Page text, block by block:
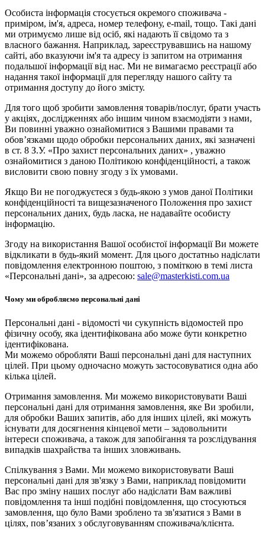
Особиста інформація стосується окремого споживача -
приміром, ім'я, адреса, номер телефону, e-mail, тощо. Такі дані
ми отримуємо лише від осіб, які надають її свідомо та з
власного бажання. Наприклад, зареєструвавшись на нашому
сайті, або вказуючи ім'я та адресу із запитом на отримання
подальшої інформації від нас. Ми не вимагаємо реєстрації або
надання такої інформації для перегляду нашого сайту та
отримання доступу до його змісту.
Для того щоб зробити замовлення товарів/послуг, брати участь
у акціях, дослідженнях або іншим чином взаємодіяти з нами,
Ви повинні уважно ознайомитися з Вашими правами та
обов’язками щодо обробки персональних даних, які зазначені
в ст. 8 З.У. «Про захист персональних даних» , уважно
ознайомитися з даною Політикою конфіденційності, а також
висловити свою повну згоду з їх умовами.
Якщо Ви не погоджуєтеся з будь-якою з умов даної Політики
конфіденційності та вищезазначеного Положення про захист
персональних даних, будь ласка, не надавайте особисту
інформацію.
Згоду на використання Вашої особистої інформації Ви можете
відкликати в будь-який момент. Для цього достатньо надіслати
повідомлення електронною поштою, з поміткою в темі листа
«Персональні дані», за адресою: sale@masterkisti.com.ua
Чому ми обробляємо персональні дані
Персональні дані - відомості чи сукупність відомостей про
фізичну особу, яка ідентифікована або може бути конкретно
ідентифікована.
Ми можемо обробляти Ваші персональні дані для наступних
цілей. При цьому одночасно можуть застосовуватися одна або
кілька цілей.
Отримання замовлення. Ми можемо використовувати Ваші
персональні дані для отримання замовлення, яке Ви зробили,
для обробки Ваших запитів, або для інших цілей, які можуть
існувати для досягнення кінцевої мети – задовольнити
інтереси споживача, а також для запобігання та розслідування
випадків шахрайства та інших зловживань.
Спілкування з Вами. Ми можемо використовувати Ваші
персональні дані для зв'язку з Вами, наприклад повідомити
Вас про зміну наших послуг або надіслати Вам важливі
повідомлення та інші подібні повідомлення, що стосуються
замовлення, що було Вами зроблено та зв'язатися з Вами в
цілях, пов’язаних з обслуговуванням споживача/клієнта.